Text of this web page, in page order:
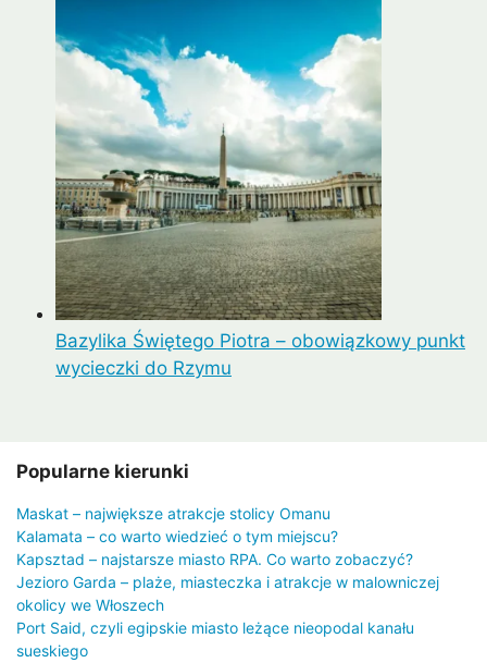
Bazylika Świętego Piotra – obowiązkowy punkt
wycieczki do Rzymu
Popularne kierunki
Maskat – największe atrakcje stolicy Omanu
Kalamata – co warto wiedzieć o tym miejscu?
Kapsztad – najstarsze miasto RPA. Co warto zobaczyć?
Jezioro Garda – plaże, miasteczka i atrakcje w malowniczej
okolicy we Włoszech
Port Said, czyli egipskie miasto leżące nieopodal kanału
sueskiego